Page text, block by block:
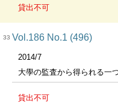
貸出不可
33 Vol.186 No.1 (496)
2014/7
大學の監査から得られる一
貸出不可